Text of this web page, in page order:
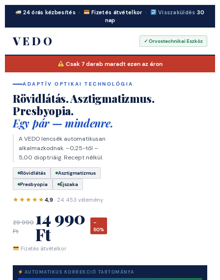
24 órás kézbesítés· Fizetés átvételkor· Visszaküldés 30
nap
VEDO ✓ Orvostechnikai Eszköz
Csak7darab maradt ezen az áron
ADAPTÍV OPTIKAI TECHNOLÓGIA
Rövidlátás. Asztigmatizmus.
Presbyopia.
Egy pár — mindenre.
A VEDO lencsék automatikusan
alkalmazkodnak. –0,25-től –
5,00 dioptriáig. Recept nélkül.
Rövidlátás
Asztigmatizmus
Presbyopia
Éjszaka
★★★★★4,9 · 24 453 vélemény
29 990
Ft
14 990
Ft
–
50%
Fizetés átvételkor
AUTOMATIKUS KORREKCIÓ TARTOMÁNYA